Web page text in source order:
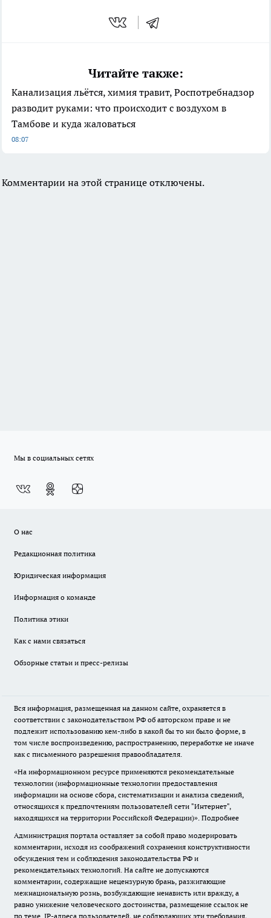
Читайте также:
Канализация льётся, химия травит, Роспотребнадзор
разводит руками: что происходит с воздухом в
Тамбове и куда жаловаться
08:07
Комментарии на этой странице отключены.
Мы в социальных сетях
О нас
Редакционная политика
Юридическая информация
Информация о команде
Политика этики
Как с нами связаться
Обзорные статьи и пресс-релизы
Вся информация, размещенная на данном сайте, охраняется в
соответствии с законодательством РФ об авторском праве и не
подлежит использованию кем-либо в какой бы то ни было форме, в
том числе воспроизведению, распространению, переработке не иначе
как с письменного разрешения правообладателя.
«На информационном ресурсе применяются рекомендательные
технологии (информационные технологии предоставления
информации на основе сбора, систематизации и анализа сведений,
относящихся к предпочтениям пользователей сети "Интернет",
находящихся на территории Российской Федерации)». Подробнее
Администрация портала оставляет за собой право модерировать
комментарии, исходя из соображений сохранения конструктивности
обсуждения тем и соблюдения законодательства РФ и
рекомендательных технологий. На сайте не допускаются
комментарии, содержащие нецензурную брань, разжигающие
межнациональную рознь, возбуждающие ненависть или вражду, а
равно унижение человеческого достоинства, размещение ссылок не
по теме. IP-адреса пользователей, не соблюдающих эти требования,